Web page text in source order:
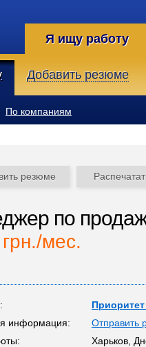
Я ищу работу
Добавить резюме
По компаниям
резюме
по
мес.
Приоритет
информация:
Отправить
Харьков,